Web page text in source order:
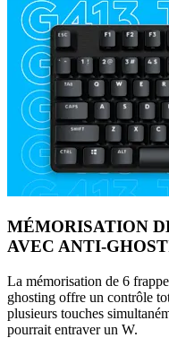
MÉMORISATION
AVEC ANTI-
La mémorisation de 6
ghosting offre un contrôle
plusieurs touches
pourrait entraver un W.